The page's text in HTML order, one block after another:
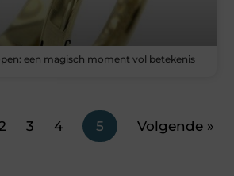
een magisch moment vol betekenis
3 4 5 Volgende »